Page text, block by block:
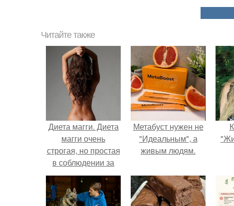
Читайте также
Диета магги. Диета
магги очень
строгая, но простая
в соблюдении за
счет того, что есть
четкое меню, в
котором сложно
Метабуст нужен не
"Идеальным", а
живым людям.